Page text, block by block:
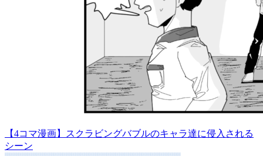
【4コマ漫画】スクラビングバブルのキャラ達に侵入される
シーン